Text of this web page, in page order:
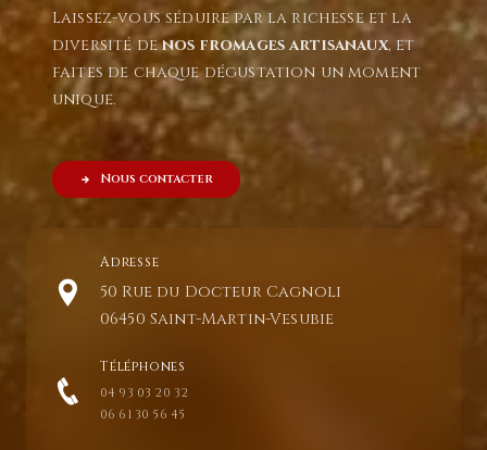
Laissez-vous séduire par la richesse et la
diversité denos fromages artisanaux, et
faites de chaque dégustation un moment
unique.
Nous contacter
Adresse
50 Rue du Docteur Cagnoli
06450 Saint-Martin-Vesubie
Téléphones
04 93 03 20 32
06 61 30 56 45